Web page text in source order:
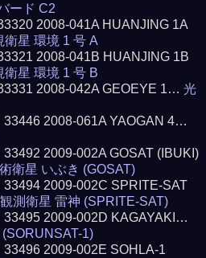
ード C2
2008-041A HUANJING 1A
衛星 環境 1 号 A
2008-041B HUANJING 1B
衛星 環境 1 号 B
2008-042A GEOEYE 1…光
33446 2008-061A YAOGAN 4…
33492 2009-002A GOSAT (IBUKI)
衛星 いぶき (GOSAT)
33494 2009-002C SPRITE-SAT
測衛星 雷神 (SPRITE-SAT)
33495 2009-002D KAGAYAKI…
1)
33496 2009-002E SOHLA-1